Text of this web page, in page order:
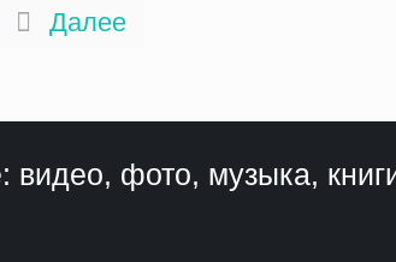
Далее
видео, фото, музыка,